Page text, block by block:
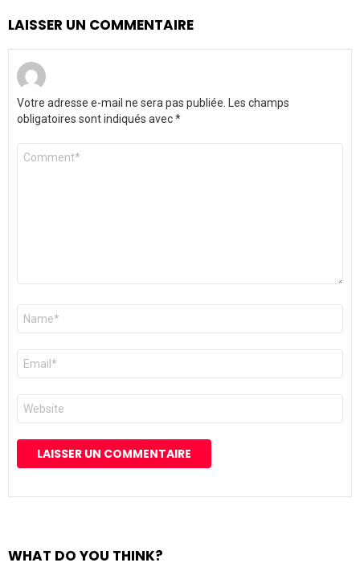
LAISSER UN COMMENTAIRE
Votre adresse e-mail ne sera pas publiée.
Les champs
obligatoires sont indiqués avec*
Commentaire
Nom
E-
mail
*
Site
web
WHAT DO YOU THINK?